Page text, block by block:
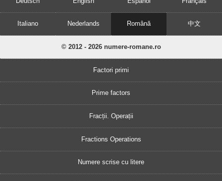
Italiano Nederlands Română 中文
© 2012 - 2026 numere-romane.ro
Factori primi
Prime factors
Fracții. Operații
Fractions Operations
Numere scrise cu litere